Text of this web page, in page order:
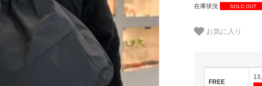
在庫状況 SOLD OUT
お気に入り
FREE